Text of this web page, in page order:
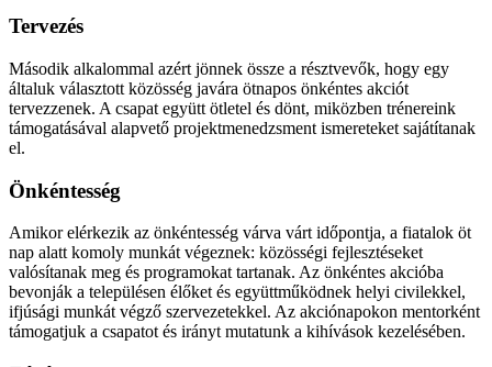
Tervezés
Második alkalommal azért jönnek össze a résztvevők, hogy egy
általuk választott közösség javára ötnapos önkéntes akciót
tervezzenek. A csapat együtt ötletel és dönt, miközben trénereink
támogatásával alapvető projektmenedzsment ismereteket sajátítanak
el.
Önkéntesség
Amikor elérkezik az önkéntesség várva várt időpontja, a fiatalok öt
nap alatt komoly munkát végeznek: közösségi fejlesztéseket
valósítanak meg és programokat tartanak. Az önkéntes akcióba
bevonják a településen élőket és együttműködnek helyi civilekkel,
ifjúsági munkát végző szervezetekkel. Az akciónapokon mentorként
támogatjuk a csapatot és irányt mutatunk a kihívások kezelésében.